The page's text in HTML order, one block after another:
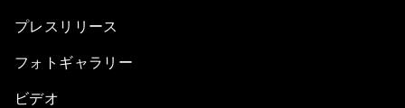
プレスリリース
フォトギャラリー
ビデオ